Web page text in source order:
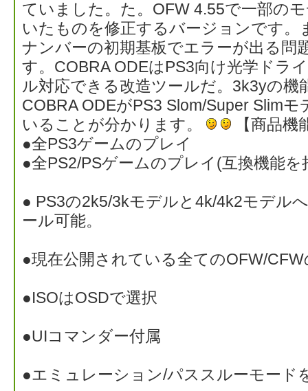
ていました。た。OFW 4.55で一部の
いたものを修正するバージョンです。
ナンバーの初期基板でエラーが出る問
す。COBRA ODEはPS3向け光学ドラ
ル対応できる改造ツールだ。3k3yの機
COBRA ODEがPS3 Slom/Super Slim
いることが分かります。
【商品機
●全PS3ゲームのプレイ
●全PS2/PSゲームのプレイ(互換機能を
● PS3の2k5/3kモデルと4k/4k2モデル
ール可能。
●現在公開されている全てのOFW/
●ISOはOSDで選択
●UIコマンダー付属
●エミュレーション/パススルーモード